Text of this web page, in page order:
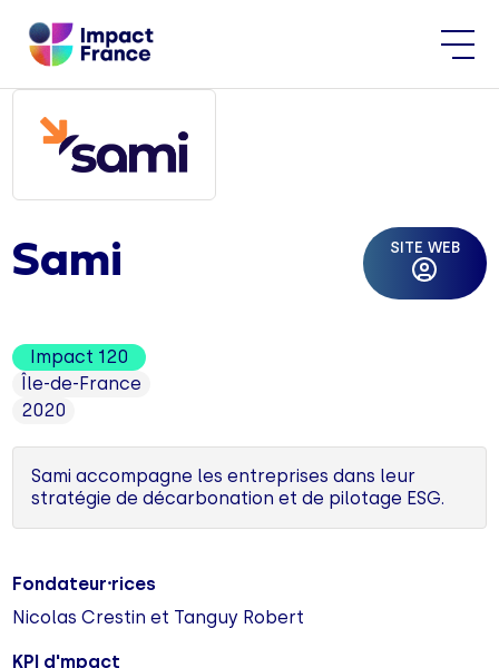
Sami SITE WEB
Impact 120
Île-de-France
2020
Sami accompagne les entreprises dans leur
stratégie de décarbonation et de pilotage ESG.
Fondateur⸱rices
Nicolas Crestin et Tanguy Robert
KPI d'mpact